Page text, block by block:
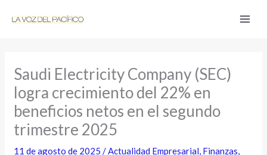
Saudi Electricity Company (SEC)
logra crecimiento del 22% en
beneficios netos en el segundo
trimestre 2025
11 de agosto de 2025/Actualidad Empresarial, Finanzas,